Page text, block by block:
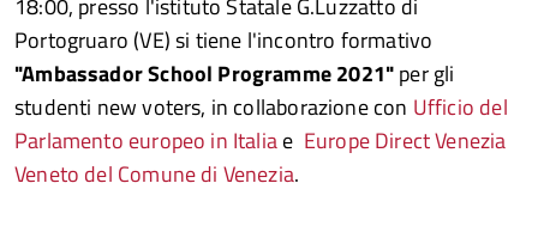
18:00, presso l'istituto Statale G.Luzzatto di
Portogruaro (VE) si tiene l'incontro formativo
"Ambassador School Programme 2021"per gli
studenti new voters, in collaborazione con Ufficio del
Parlamento europeo in Italiae Europe Direct Venezia
Veneto del Comune di Venezia.